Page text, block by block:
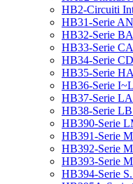
HB2-Circuiti
HB31-Serie
HB32-Serie
HB33-Serie
HB34-Serie
HB35-Serie
HB36-Serie
HB37-Serie
HB38-Serie
HB390-Serie
HB391-Serie
HB392-Serie
HB393-Serie
HB394-Serie